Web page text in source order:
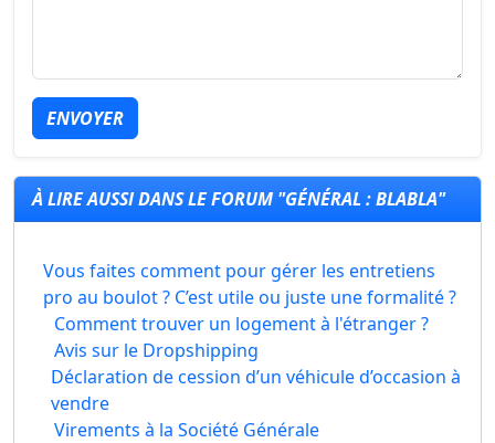
ENVOYER
À LIRE AUSSI DANS LE FORUM "GÉNÉRAL : BLABLA"
Vous faites comment pour gérer les entretiens
pro au boulot ? C’est utile ou juste une formalité ?
Comment trouver un logement à l'étranger ?
Avis sur le Dropshipping
Déclaration de cession d’un véhicule d’occasion à
vendre
Virements à la Société Générale